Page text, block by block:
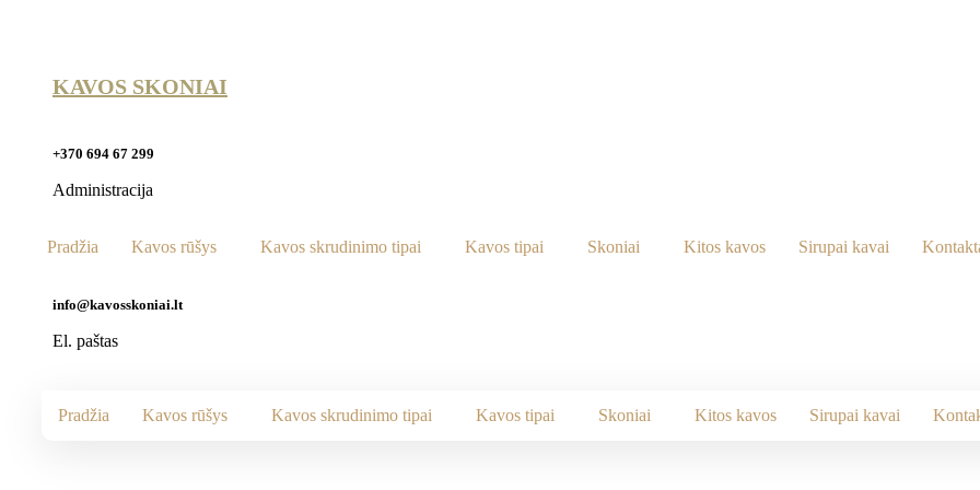
KAVOS SKONIAI
+370 694 67 299
Administracija
Pradžia Kavos rūšys Kavos skrudinimo tipai Kavos tipai Skoniai Kitos kavos Sirupai kavai
info@kavosskoniai.lt
El. paštas
Pradžia Kavos rūšys Kavos skrudinimo tipai Kavos tipai Skoniai Kitos kavos Sirupai kavai